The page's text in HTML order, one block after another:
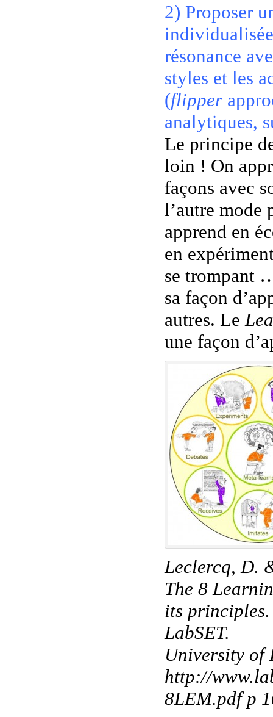
2) Proposer
résonance
styles et les
(flipper
analytiques,
Le principe
loin ! On
façons avec
l’autre
apprend en
en
se trompant
sa façon
autres. Le
une façon
Leclercq, D.
The 8
its principles.
LabSET.
University of
http://
8LEM.pdf p